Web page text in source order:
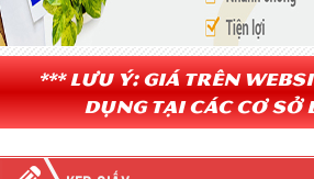
*** Lưu ý: Giá trên
dụng tại các cơ sở